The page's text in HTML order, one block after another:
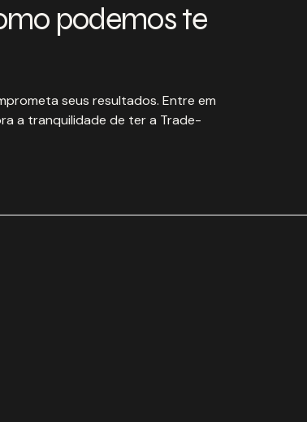
podemos te
seus resultados. Entre em
a tranquilidade de ter a Trade-